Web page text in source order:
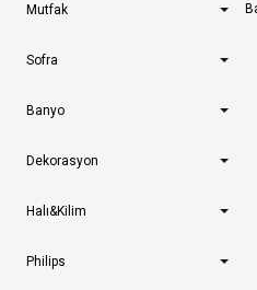
Mutfak
Sofra
Banyo
Dekorasyon
Halı&Kilim
Philips